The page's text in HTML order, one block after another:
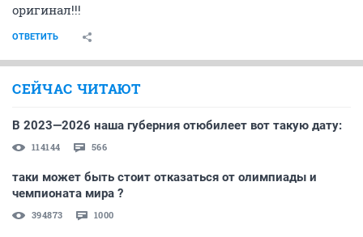
оригинал!!!
ОТВЕТИТЬ
СЕЙЧАС ЧИТАЮТ
В 2023—2026 наша губерния отюбилеет вот такую дату:
114144 566
таки может быть стоит отказаться от олимпиады и
чемпионата мира ?
394873 1000